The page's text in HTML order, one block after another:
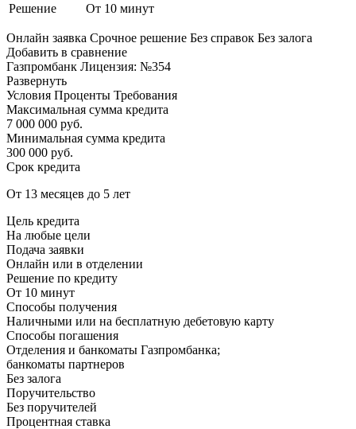
Решение
От 10 минут
Онлайн заявка Срочное решение Без справок Без залога
Добавить в сравнение
Газпромбанк Лицензия: №354
Развернуть
Условия Проценты Требования
Максимальная сумма кредита
7 000 000 руб.
Минимальная сумма кредита
300 000 руб.
Срок кредита
От 13 месяцев до 5 лет
Цель кредита
На любые цели
Подача заявки
Онлайн или в отделении
Решение по кредиту
От 10 минут
Способы получения
Наличными или на бесплатную дебетовую карту
Способы погашения
Отделения и банкоматы Газпромбанка;
банкоматы партнеров
Без залога
Поручительство
Без поручителей
Процентная ставка